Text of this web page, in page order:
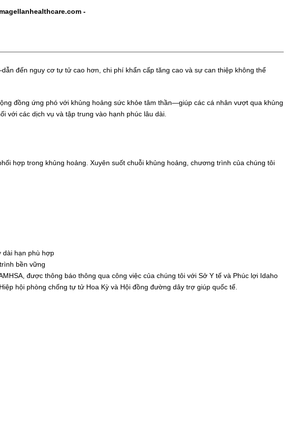
-
đến nguy cơ tự tử cao hơn, chi phí khẩn cấp tăng cao và sự can thiệp không thể
đồng ứng phó với khủng hoảng sức khỏe tâm thần—giúp các cá nhân vượt qua khủng
các dịch vụ và tập trung vào hạnh phúc lâu dài.
hợp trong khủng hoảng. Xuyên suốt chuỗi khủng hoảng, chương trình của chúng tôi
dài hạn phù hợp
bền vững
được thông báo thông qua công việc của chúng tôi với Sở Y tế và Phúc lợi Idaho
hội phòng chống tự tử Hoa Kỳ và Hội đồng đường dây trợ giúp quốc tế.